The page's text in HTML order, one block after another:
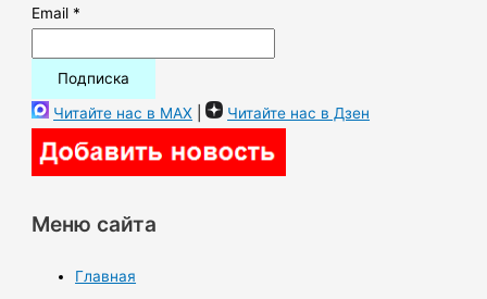
Email *
Читайте нас в MAX | Читайте нас в Дзен
Меню сайта
Главная